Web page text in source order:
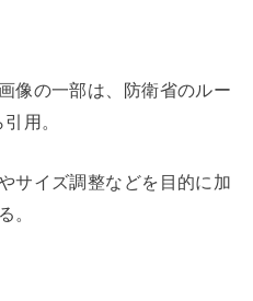
像の一部は、防衛省のルー
用。
サイズ調整などを目的に加
。